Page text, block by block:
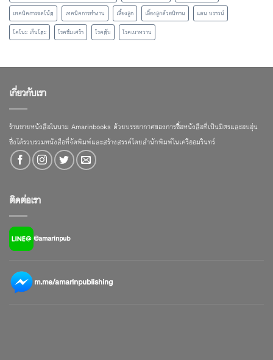
เทคนิคการจดโน้ต
เทคนิคการทำงาน เลี้ยงลูก เลี้ยงลูกด้วยนิทาน
แดน บราวน์
โคโนะ เก็นโตะ
โรคซึมเศร้า โรคตับ โรคเบาหวาน
เกี่ยวกับเรา
ร้านขายหนังสือในนาม Amarinbooks ด้วยบรรยากาศของการซื้อหนังสือที่เป็นมิตรและอบอุ่น
ซึ่งได้รวบรวมหนังสือที่จัดพิมพ์และสร้างสรรค์โดยสำนักพิมพ์ในเครืออมรินทร์
ติดต่อเรา
@amarinpub
m.me/amarinpublishing